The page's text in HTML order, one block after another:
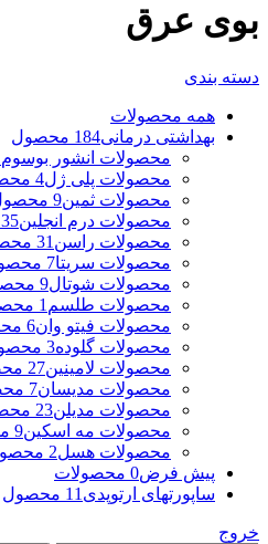
بوی عرق
دسته بندی
همه محصولات
بهداشتی درمانی184 محصول
محصولات انشور بوسوم
محصولات پلی ژل4 محصول
محصولات ثمین9 محصول
محصولات درم انجلین35 محصول
محصولات راسن 31 محصول
محصولات سریتا7 محصول
محصولات شوتال9 محصول
محصولات طلسم 1 محصولات
محصولات فیتو وان6 محصول
محصولات گلوده3 محصول
محصولات لامینین27 محصول
محصولات مدیسان7 محصول
محصولات مدیلن23 محصول
محصولات مه اسکین9 محصول
محصولات هسل2 محصول
پیش فرض0 محصولات
ساپورتهای ارتوپدی 11 محصول
خروج